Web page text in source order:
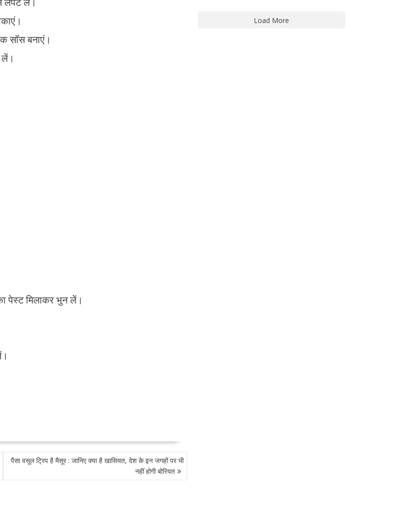
सॉस बनाएं।
लें।
मिलाकर भुन लें।
पैसा वसूल ट्रिप है मैसूर : जानिए क्या है खासियत, देश के इन जगहों पर भी
नहीं होगी बोरियत
Load More